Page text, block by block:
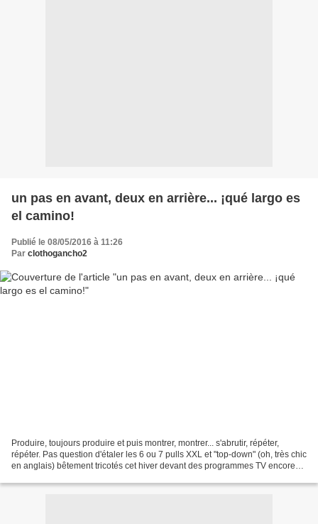
un pas en avant, deux en arrière... ¡qué largo es
el camino!
Publié le 08/05/2016 à 11:26
Par clothogancho2
Produire, toujours produire et puis montrer, montrer... s'abrutir, répéter,
répéter. Pas question d'étaler les 6 ou 7 pulls XXL et "top-down" (oh, très chic
en anglais) bêtement tricotés cet hiver devant des programmes TV encore